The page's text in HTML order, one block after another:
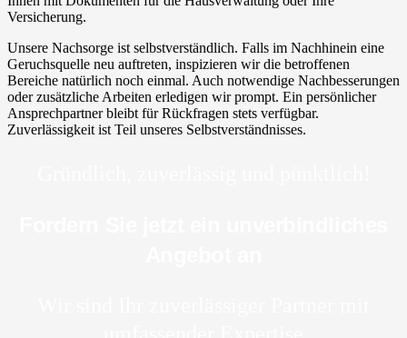
Versicherung.
Unsere Nachsorge ist selbstverständlich. Falls im Nachhinein eine
Geruchsquelle neu auftreten, inspizieren wir die betroffenen
Bereiche natürlich noch einmal. Auch notwendige Nachbesserungen
oder zusätzliche Arbeiten erledigen wir prompt. Ein persönlicher
Ansprechpartner bleibt für Rückfragen stets verfügbar.
Zuverlässigkeit ist Teil unseres Selbstverständnisses.